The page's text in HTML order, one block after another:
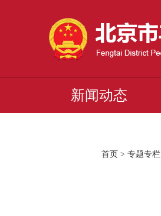
新闻动态
首页 > 专题专栏